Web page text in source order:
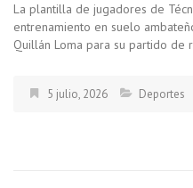
La plantilla de jugadores de
entrenamiento en suelo
Quillán Loma para su partido
5 julio, 2026 Deportes